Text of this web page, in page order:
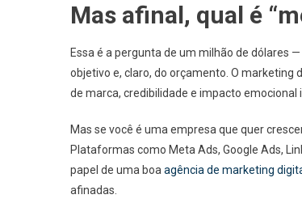
Mas afinal, qual é
Essa é a pergunta de um milhão de dólares
objetivo e, claro, do orçamento. O marketing
de marca, credibilidade e impacto emocional
Mas se você é uma empresa que quer
Plataformas como Meta Ads, Google Ads,
papel de uma boa agência de marketing
afinadas.